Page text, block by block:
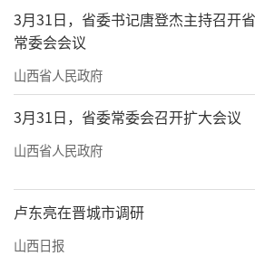
向总书记报告
近年来，太原市大力实
护和高质量发展重大战略，聚
后十”与“一泓清水入黄河”
高品质生态环境支撑高质量发
量持续改善提升。
3月31日，省委书记唐登杰主持召开
常委会会议
山西省人民政府
3月31日，省委常委会召开扩大会议
山西省人民政府
卢东亮在晋城市调研
山西日报